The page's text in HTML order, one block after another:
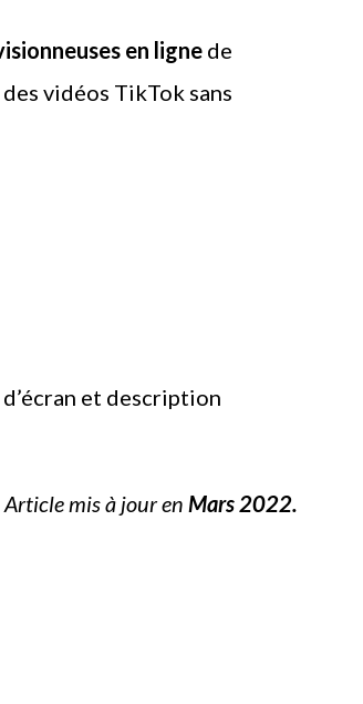
en ligne de
vidéos TikTok sans
et description
Article mis à jour enMars 2022.